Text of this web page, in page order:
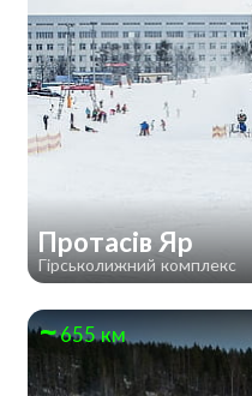
Протасів Яр
Гірськолижний комплекс
655 км